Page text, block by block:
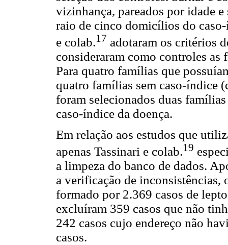
vizinhança, pareados por idade
raio de cinco domicílios do
e colab.17 adotaram os critérios
consideraram como controles
Para quatro famílias que
quatro famílias sem caso-índice
foram selecionados duas
caso-índice da doença.
Em relação aos estudos que
apenas Tassinari e colab.19
a limpeza do banco de dados.
a verificação de inconsistências,
formado por 2.369 casos de
excluíram 359 casos que não
242 casos cujo endereço não
casos.